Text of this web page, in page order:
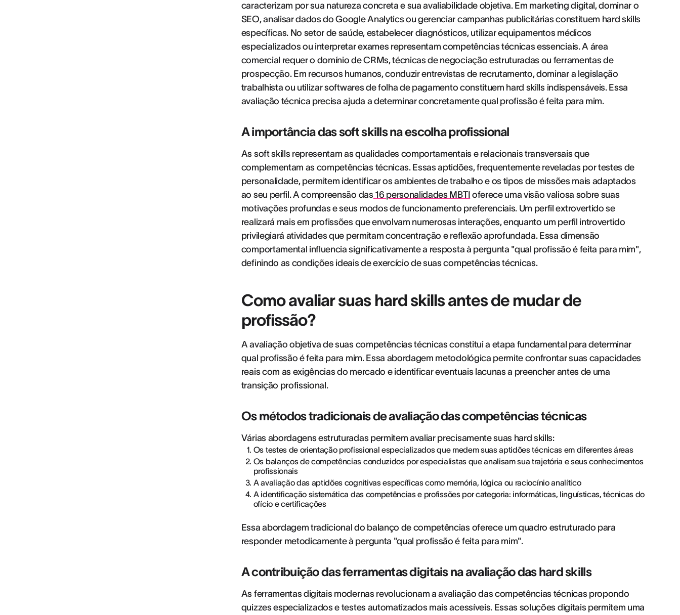
caracterizam por sua natureza concreta e sua avaliabilidade objetiva. Em marketing digital, dominar o
SEO, analisar dados do Google Analytics ou gerenciar campanhas publicitárias constituem hard skills
específicas. No setor de saúde, estabelecer diagnósticos, utilizar equipamentos médicos
especializados ou interpretar exames representam competências técnicas essenciais. A área
comercial requer o domínio de CRMs, técnicas de negociação estruturadas ou ferramentas de
prospecção. Em recursos humanos, conduzir entrevistas de recrutamento, dominar a legislação
trabalhista ou utilizar softwares de folha de pagamento constituem hard skills indispensáveis. Essa
avaliação técnica precisa ajuda a determinar concretamente qual profissão é feita para mim.
A importância das soft skills na escolha profissional
As soft skills representam as qualidades comportamentais e relacionais transversais que
complementam as competências técnicas. Essas aptidões, frequentemente reveladas por testes de
personalidade, permitem identificar os ambientes de trabalho e os tipos de missões mais adaptados
ao seu perfil. A compreensão das16 personalidades MBTI oferece uma visão valiosa sobre suas
motivações profundas e seus modos de funcionamento preferenciais. Um perfil extrovertido se
realizará mais em profissões que envolvam numerosas interações, enquanto um perfil introvertido
privilegiará atividades que permitam concentração e reflexão aprofundada. Essa dimensão
comportamental influencia significativamente a resposta à pergunta "qual profissão é feita para mim",
definindo as condições ideais de exercício de suas competências técnicas.
Como avaliar suas hard skills antes de mudar de
profissão?
A avaliação objetiva de suas competências técnicas constitui a etapa fundamental para determinar
qual profissão é feita para mim. Essa abordagem metodológica permite confrontar suas capacidades
reais com as exigências do mercado e identificar eventuais lacunas a preencher antes de uma
transição profissional.
Os métodos tradicionais de avaliação das competências técnicas
Várias abordagens estruturadas permitem avaliar precisamente suas hard skills:
Os testes de orientação profissional especializados que medem suas aptidões técnicas em diferentes áreas
Os balanços de competências conduzidos por especialistas que analisam sua trajetória e seus conhecimentos
profissionais
A avaliação das aptidões cognitivas específicas como memória, lógica ou raciocínio analítico
A identificação sistemática das competências e profissões por categoria: informáticas, linguísticas, técnicas do
ofício e certificações
Essa abordagem tradicional do balanço de competências oferece um quadro estruturado para
responder metodicamente à pergunta "qual profissão é feita para mim".
A contribuição das ferramentas digitais na avaliação das hard skills
As ferramentas digitais modernas revolucionam a avaliação das competências técnicas propondo
quizzes especializados e testes automatizados mais acessíveis. Essas soluções digitais permitem uma